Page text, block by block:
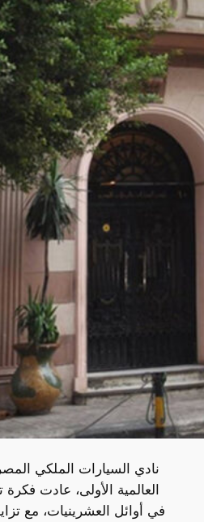
العالمية الأولى، عادت
في أوائل العشرينيات، مع